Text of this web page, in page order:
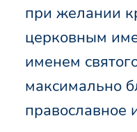
при желании
церковным
именем
максимально
православное